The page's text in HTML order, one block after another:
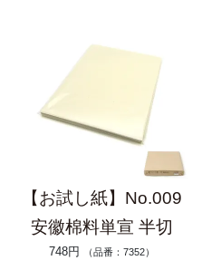
【お試し紙】No.009
安徽棉料単宣 半切
748円 （品番：7352）